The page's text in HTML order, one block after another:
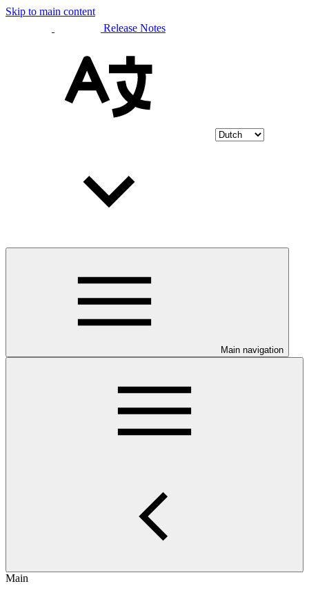
Skip to main content
Release Notes
Main navigation
Main